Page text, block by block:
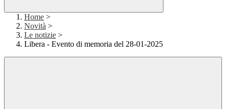
Home >
Novità >
Le notizie >
Libera - Evento di memoria del 28-01-2025